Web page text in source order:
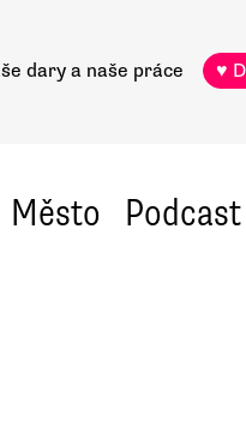
dary a naše práce ♥
Město Podcast